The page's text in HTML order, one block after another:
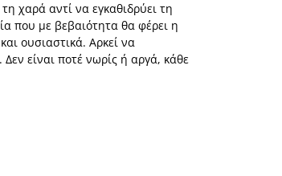
χαρά αντί να εγκαθιδρύει τη
που με βεβαιότητα θα φέρει η
ουσιαστικά. Αρκεί να
είναι ποτέ νωρίς ή αργά, κάθε